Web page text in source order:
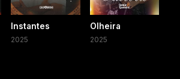
Instantes
2025
Olheira
2025